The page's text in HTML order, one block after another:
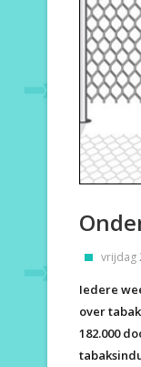
vrijdag
Iedere
over
182.000